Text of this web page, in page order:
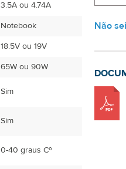
3.5A ou 4.74A
Notebook
18.5V ou 19V
65W ou 90W
Sim
Sim
0-40 graus Cº
Não